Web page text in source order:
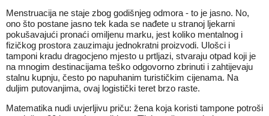
Menstruacija ne staje zbog godišnjeg odmora - to je jasno. No,
ono što postane jasno tek kada se nađete u stranoj ljekarni
pokušavajući pronaći omiljenu marku, jest koliko mentalnog i
fizičkog prostora zauzimaju jednokratni proizvodi. Ulošci i
tamponi kradu dragocjeno mjesto u prtljazi, stvaraju otpad koji je
na mnogim destinacijama teško odgovorno zbrinuti i zahtijevaju
stalnu kupnju, često po napuhanim turističkim cijenama. Na
duljim putovanjima, ovaj logistički teret brzo raste.
Matematika nudi uvjerljivu priču: žena koja koristi tampone potroši